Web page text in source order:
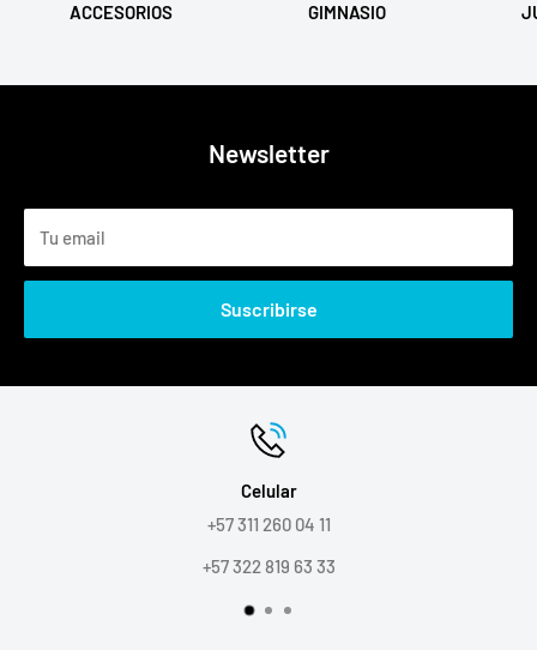
ACCESORIOS GIMNASIO
Newsletter
Tu email
Suscribirse
Celular
+57 311 260 04 11
+57 322 819 63 33